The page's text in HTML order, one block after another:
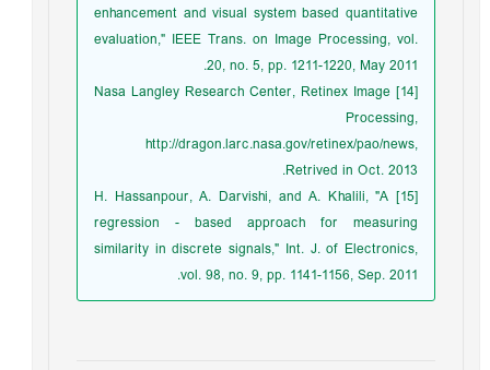
enhancement and visual system based quantitative
evaluation," IEEE Trans. on Image Processing, vol.
20, no. 5, pp. 1211-1220, May 2011.
[14] Nasa Langley Research Center, Retinex Image
Processing,
http://dragon.larc.nasa.gov/retinex/pao/news,
Retrived in Oct. 2013.
[15] H. Hassanpour, A. Darvishi, and A. Khalili, "A
regression - based approach for measuring
similarity in discrete signals," Int. J. of Electronics,
vol. 98, no. 9, pp. 1141-1156, Sep. 2011.